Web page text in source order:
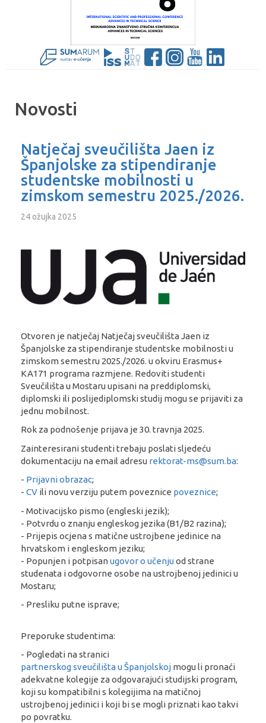
Novosti
Natječaj sveučilišta Jaen iz
Španjolske za stipendiranje
studentske mobilnosti u
zimskom semestru 2025./2026.
24 ožujka 2025
Otvoren je natječaj Natječaj sveučilišta Jaen iz
Španjolske za stipendiranje studentske mobilnosti u
zimskom semestru 2025./2026. u okviru Erasmus+
KA171 programa razmjene. Redoviti studenti
Sveučilišta u Mostaru upisani na preddiplomski,
diplomski ili poslijediplomski studij mogu se prijaviti za
jednu mobilnost.
Rok za podnošenje prijava je 30. travnja 2025.
Zainteresirani studenti trebaju poslati sljedeću
dokumentaciju na email adresu rektorat-ms@sum.ba:
- Prijavni obrazac;
- CV ili novu verziju putem poveznice poveznice;
- Motivacijsko pismo (engleski jezik);
- Potvrdu o znanju engleskog jezika (B1/B2 razina);
- Prijepis ocjena s matične ustrojbene jedinice na
hrvatskom i engleskom jeziku;
- Popunjen i potpisanugovor o učenjuod strane
studenata i odgovorne osobe na ustrojbenoj jedinici u
Mostaru;
- Presliku putne isprave;
Preporuke studentima:
- Pogledati na stranici
partnerskog sveučilišta u Španjolskoj mogu li pronaći
adekvatne kolegije za odgovarajući studijski program,
koji su kompatibilni s kolegijima na matičnoj
ustrojbenoj jedinici i koji bi se mogli priznati kao takvi
po povratku.